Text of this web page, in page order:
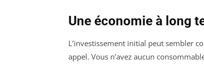
Une économie à long
L’investissement initial peut sembler
appel. Vous n’avez aucun